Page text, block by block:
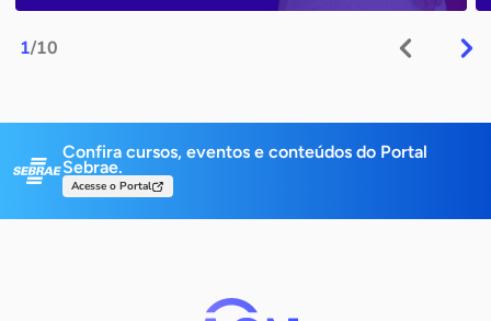
1/10
Confira cursos, eventos e conteúdos do Portal
Sebrae.
Acesse o Portal